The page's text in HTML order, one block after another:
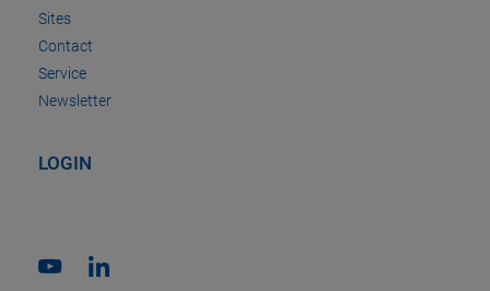
Sites
Contact
Service
Newsletter
LOGIN